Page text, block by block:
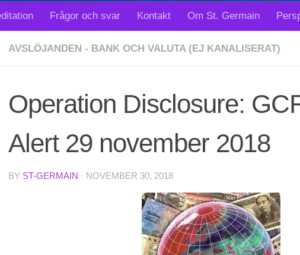
Frågor och svar Kontakt Om St. Germain
AVSLÖJANDEN - BANK OCH VALUTA (EJ KANALISERAT)
Operation Disclosure:
Alert 29 november 2018
BY ST-GERMAIN · NOVEMBER 30, 2018